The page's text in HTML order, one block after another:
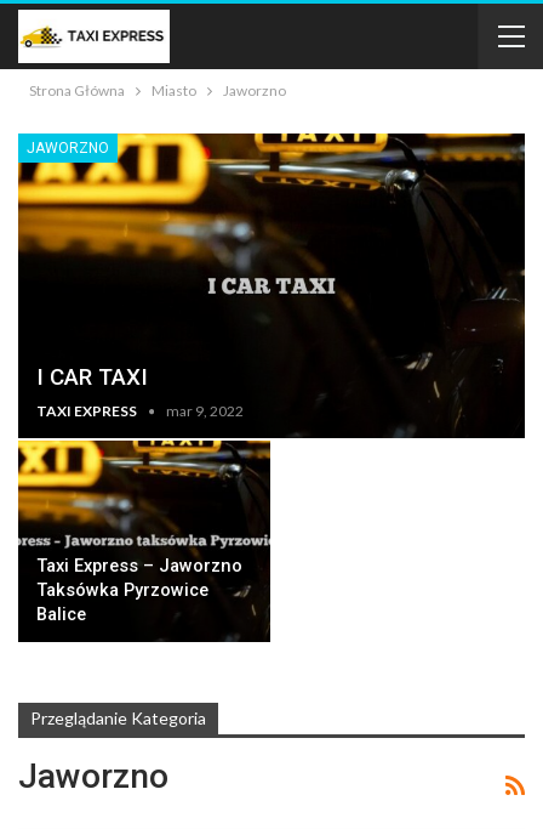
Strona Główna Miasto Jaworzno
JAWORZNO
I CAR TAXI
TAXI EXPRESS mar 9, 2022
Taxi Express – Jaworzno
Taksówka Pyrzowice
Balice
Przeglądanie Kategoria
Jaworzno